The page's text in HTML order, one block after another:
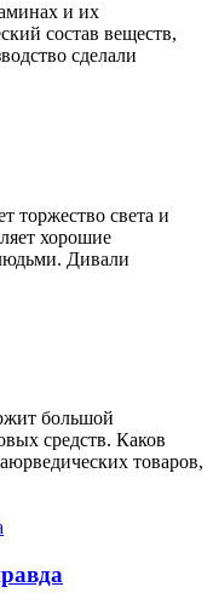
и их
состав веществ,
сделали
торжество света и
хорошие
Дивали
большой
средств. Каков
товаров,